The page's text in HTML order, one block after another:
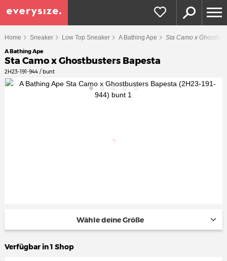
Home Sneaker Low Top Sneaker A Bathing Ape Sta Camo x
A Bathing Ape
Sta Camo x Ghostbusters Bapesta
2H23-191-944 / bunt
Wähle deine Größe
Verfügbar in 1 Shop